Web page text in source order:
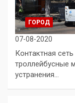
ГОРОД
07-08-2020
Контактная
троллейбусные
устранения…